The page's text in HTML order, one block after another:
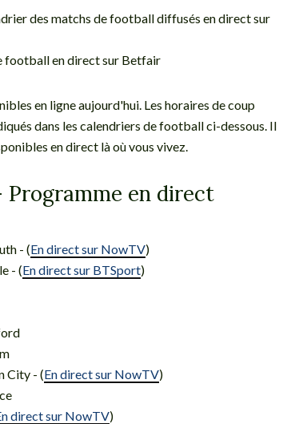
des matchs de football diffusés en direct sur
football en direct sur Betfair
en ligne aujourd'hui. Les horaires de coup
dans les calendriers de football ci-dessous. Il
en direct là où vous vivez.
Programme en direct
- (En direct sur NowTV)
- (En direct sur BTSport)
City - (En direct sur NowTV)
direct sur NowTV)